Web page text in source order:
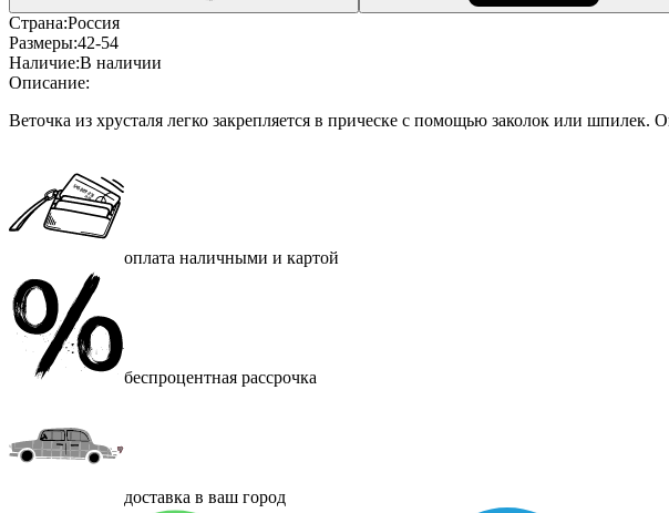
Страна:Россия
Размеры:42-54
Наличие:В наличии
Описание:
Веточка из хрусталя легко закрепляется в прическе с помощью заколок или
оплата наличными и картой
беспроцентная рассрочка
доставка в ваш город